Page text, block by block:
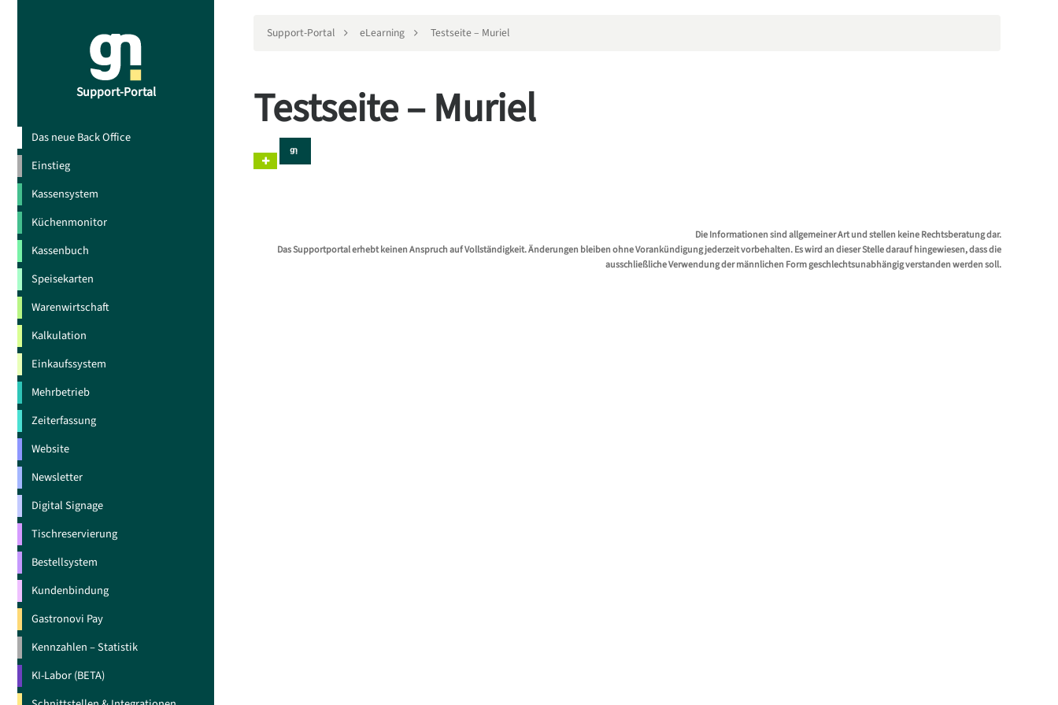
Support-Portal
Das neue Back Office
Einstieg
Kassensystem
Küchenmonitor
Kassenbuch
Speisekarten
Warenwirtschaft
Kalkulation
Einkaufssystem
Mehrbetrieb
Zeiterfassung
Website
Newsletter
Digital Signage
Tischreservierung
Bestellsystem
Kundenbindung
Gastronovi Pay
Kennzahlen – Statistik
KI-Labor (BETA)
Support-Portal eLearning Testseite – Muriel
Testseite – Muriel
Die Informationen sind allgemeiner Art und stellen keine Rechtsberatung dar.
Das Supportportal erhebt keinen Anspruch auf Vollständigkeit. Änderungen bleiben ohne Vorankündigung jederzeit vorbehalten. Es wird an dieser Stelle darauf hingewiesen, dass die
ausschließliche Verwendung der männlichen Form geschlechtsunabhängig verstanden werden soll.